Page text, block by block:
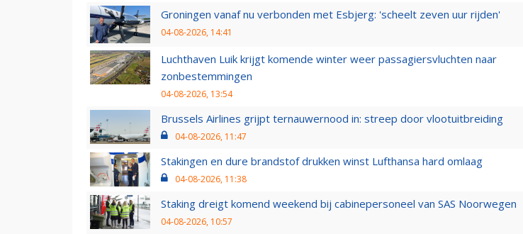
Groningen vanaf nu verbonden met Esbjerg: 'scheelt zeven uur rijden'
04-08-2026, 14:41
Luchthaven Luik krijgt komende winter weer passagiersvluchten naar
zonbestemmingen
04-08-2026, 13:54
Brussels Airlines grijpt ternauwernood in: streep door vlootuitbreiding
04-08-2026, 11:47
Stakingen en dure brandstof drukken winst Lufthansa hard omlaag
04-08-2026, 11:38
Staking dreigt komend weekend bij cabinepersoneel van SAS Noorwegen
04-08-2026, 10:57